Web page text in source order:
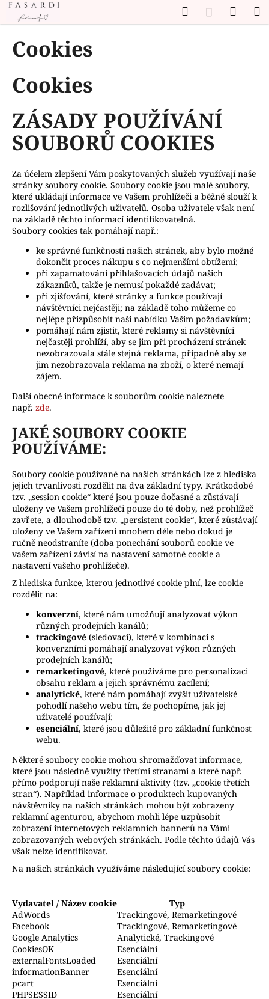
Přejít
obsah
HledatPřihlášení
Cookies
Cookies
ZÁSADY POUŽÍVÁNÍ
SOUBORŮ COOKIES
Za účelem zlepšení Vám poskytovaných služeb využívají naše
stránky soubory cookie. Soubory cookie jsou malé soubory,
které ukládají informace ve Vašem prohlížeči a běžně slouží k
rozlišování jednotlivých uživatelů. Osoba uživatele však není
na základě těchto informací identifikovatelná.
Soubory cookies tak pomáhají např.:
ke správné funkčnosti našich stránek, aby bylo možné
dokončit proces nákupu s co nejmenšími obtížemi;
při zapamatování přihlašovacích údajů našich
zákazníků, takže je nemusí pokaždé zadávat;
při zjišťování, které stránky a funkce používají
návštěvníci nejčastěji; na základě toho můžeme co
nejlépe přizpůsobit naši nabídku Vašim požadavkům;
pomáhají nám zjistit, které reklamy si návštěvníci
nejčastěji prohlíží, aby se jim při procházení stránek
nezobrazovala stále stejná reklama, případně aby se
jim nezobrazovala reklama na zboží, o které nemají
zájem.
Další obecné informace k souborům cookie naleznete
např. zde.
JAKÉ SOUBORY COOKIE
POUŽÍVÁME:
Soubory cookie používané na našich stránkách lze z hlediska
jejich trvanlivosti rozdělit na dva základní typy. Krátkodobé
tzv. „session cookie“ které jsou pouze dočasné a zůstávají
uloženy ve Vašem prohlížeči pouze do té doby, než prohlížeč
zavřete, a dlouhodobě tzv. „persistent cookie“, které zůstávají
uloženy ve Vašem zařízení mnohem déle nebo dokud je
ručně neodstraníte (doba ponechání souborů cookie ve
vašem zařízení závisí na nastavení samotné cookie a
nastavení vašeho prohlížeče).
Z hlediska funkce, kterou jednotlivé cookie plní, lze cookie
rozdělit na:
konverzní, které nám umožňují analyzovat výkon
různých prodejních kanálů;
trackingové (sledovací), které v kombinaci s
konverzními pomáhají analyzovat výkon různých
prodejních kanálů;
remarketingové, které používáme pro personalizaci
obsahu reklam a jejich správnému zacílení;
analytické, které nám pomáhají zvýšit uživatelské
pohodlí našeho webu tím, že pochopíme, jak jej
uživatelé používají;
esenciální, které jsou důležité pro základní funkčnost
webu.
Některé soubory cookie mohou shromažďovat informace,
které jsou následně využity třetími stranami a které např.
přímo podporují naše reklamní aktivity (tzv. „cookie třetích
stran“). Například informace o produktech kupovaných
návštěvníky na našich stránkách mohou být zobrazeny
reklamní agenturou, abychom mohli lépe uzpůsobit
zobrazení internetových reklamních bannerů na Vámi
zobrazovaných webových stránkách. Podle těchto údajů Vás
však nelze identifikovat.
Na našich stránkách využíváme následující soubory cookie:
Vydavatel / Název cookie
Typ
AdWords
Trackingové, Remarketingové
Facebook
Trackingové, Remarketingové
Google Analytics
Analytické, Trackingové
CookiesOK
Esenciální
externalFontsLoaded
Esenciální
informationBanner
Esenciální
pcart
Esenciální
PHPSESSID
Esenciální
K
o
o
p
o
t
ř
b
u
j
e
t
o
p
o
r
u
č
u
j
e
m